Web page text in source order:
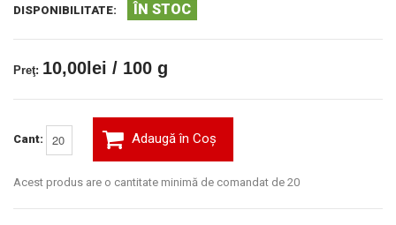
DISPONIBILITATE: ÎN STOC
Preţ: 10,00lei / 100 g
Cant: Adaugă în Coş
Acest produs are o cantitate minimă de comandat de 20